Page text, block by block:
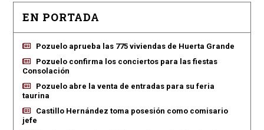
EN PORTADA
Pozuelo aprueba las 775 viviendas de Huerta Grande
Pozuelo confirma los conciertos para las fiestas
Consolación
Pozuelo abre la venta de entradas para su feria
taurina
Castillo Hernández toma posesión como comisario
jefe